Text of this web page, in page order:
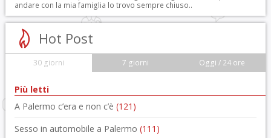
andare con la mia famiglia lo trovo sempre chiuso..
Hot Post
30 giorni 7 giorni Oggi / 24 ore
Più letti
A Palermo c’era e non c’è (121)
Sesso in automobile a Palermo (111)